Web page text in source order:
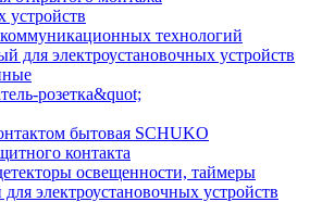
устройств
технологий
для электроустановочных устройств
розетка&quot;
бытовая SCHUKO
контакта
освещенности, таймеры
электроустановочных устройств